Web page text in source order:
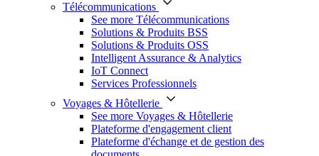
Télécommunications
See more Télécommunications
Solutions & Produits BSS
Solutions & Produits OSS
Intelligent Assurance & Analytics
IoT Connect
Services Professionnels
Voyages & Hôtellerie
See more Voyages & Hôtellerie
Plateforme d'engagement client
Plateforme d'échange et de gestion des